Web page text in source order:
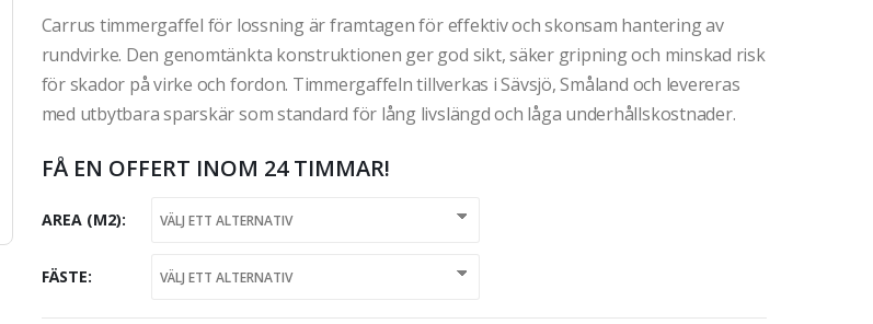
Carrus timmergaffel för lossning är framtagen för effektiv och skonsam hantering av
rundvirke. Den genomtänkta konstruktionen ger god sikt, säker gripning och minskad risk
för skador på virke och fordon. Timmergaffeln tillverkas i Sävsjö, Småland och levereras
med utbytbara sparskär som standard för lång livslängd och låga underhållskostnader.
FÅ EN OFFERT INOM 24 TIMMAR!
AREA (M2)
FÄSTE